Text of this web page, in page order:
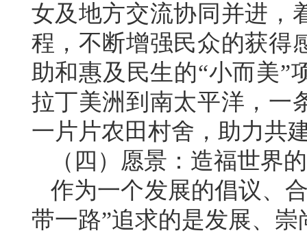
女及地方交流协同并进，
程，不断增强民众的获得
助和惠及民生的“小而美”
拉丁美洲到南太平洋，一
一片片农田村舍，助力共
（四）愿景：造福世界
作为一个发展的倡议、
带一路”追求的是发展、